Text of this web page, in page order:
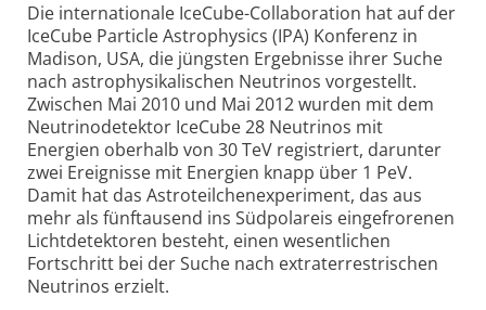
Die internationale IceCube-Collaboration hat auf der
IceCube Particle Astrophysics (IPA) Konferenz in
Madison, USA, die jüngsten Ergebnisse ihrer Suche
nach astrophysikalischen Neutrinos vorgestellt.
Zwischen Mai 2010 und Mai 2012 wurden mit dem
Neutrinodetektor IceCube 28 Neutrinos mit
Energien oberhalb von 30 TeV registriert, darunter
zwei Ereignisse mit Energien knapp über 1 PeV.
Damit hat das Astroteilchenexperiment, das aus
mehr als fünftausend ins Südpolareis eingefrorenen
Lichtdetektoren besteht, einen wesentlichen
Fortschritt bei der Suche nach extraterrestrischen
Neutrinos erzielt.